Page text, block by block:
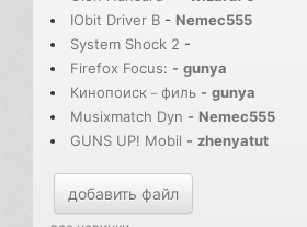
IObit Driver B - Nemec555
System Shock 2 -
Firefox Focus: - gunya
Кинопоиск－филь - gunya
Musixmatch Dyn - Nemec555
GUNS UP! Mobil - zhenyatut
добавить файл